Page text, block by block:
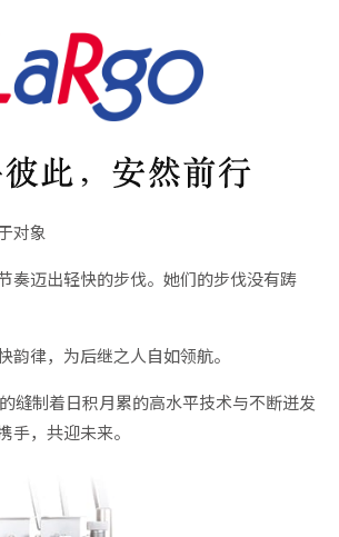
对象
奏迈出轻快的步伐。 她们的步伐没有踌
韵律， 为后继之人自如领航。
缝制着日积月累的高水平技术与不断迸发
手，共迎未来。